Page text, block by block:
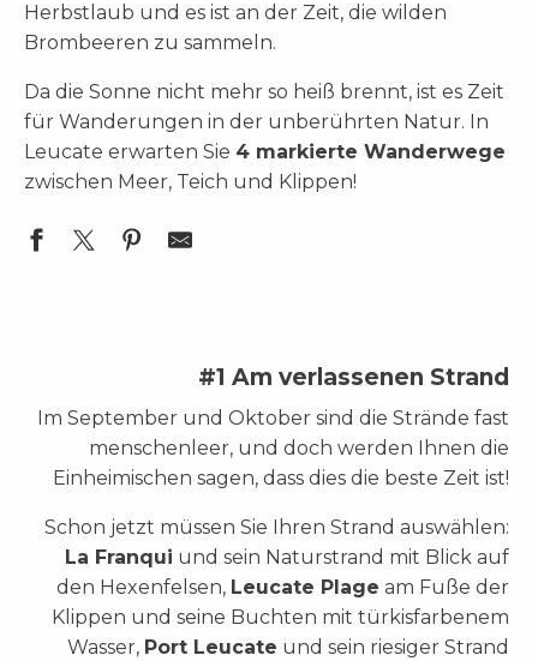
Herbstlaub und es ist an der Zeit, die wilden
Brombeeren zu sammeln.
Da die Sonne nicht mehr so heiß brennt, ist es Zeit
für Wanderungen in der unberührten Natur. In
Leucate erwarten Sie 4 markierte Wanderwege
zwischen Meer, Teich und Klippen!
#1 Am verlassenen Strand
Im September und Oktober sind die Strände fast
menschenleer, und doch werden Ihnen die
Einheimischen sagen, dass dies die beste Zeit ist!
Schon jetzt müssen Sie Ihren Strand auswählen:
La Franqui und sein Naturstrand mit Blick auf
den Hexenfelsen, Leucate Plage am Fuße der
Klippen und seine Buchten mit türkisfarbenem
Wasser, Port Leucate und sein riesiger Strand